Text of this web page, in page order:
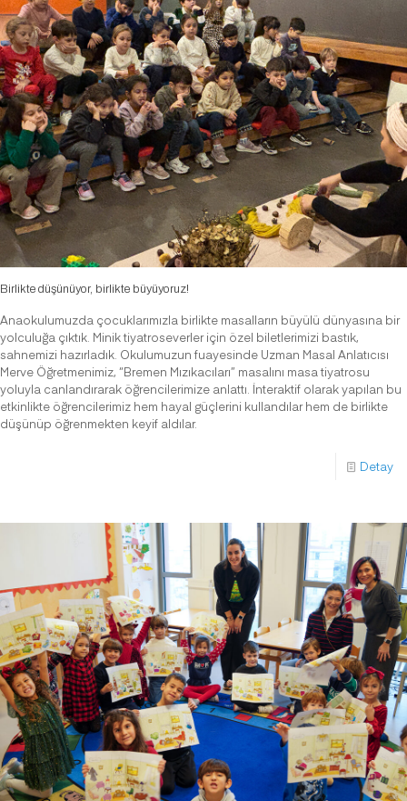
Birlikte düşünüyor, birlikte büyüyoruz!
Anaokulumuzda çocuklarımızla birlikte masalların büyülü dünyasına bir
yolculuğa çıktık. Minik tiyatroseverler için özel biletlerimizi bastık,
sahnemizi hazırladık. Okulumuzun fuayesinde Uzman Masal Anlatıcısı
Merve Öğretmenimiz, “Bremen Mızıkacıları” masalını masa tiyatrosu
yoluyla canlandırarak öğrencilerimize anlattı. İnteraktif olarak yapılan bu
etkinlikte öğrencilerimiz hem hayal güçlerini kullandılar hem de birlikte
düşünüp öğrenmekten keyif aldılar.
Detay